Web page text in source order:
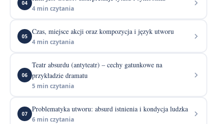
04
4 min czytania
05
Czas, miejsce akcji oraz kompozycja i język utworu
4 min czytania
06
Teatr absurdu (antyteatr) – cechy gatunkowe na
przykładzie dramatu
5 min czytania
07
Problematyka utworu: absurd istnienia i kondycja ludzka
6 min czytania